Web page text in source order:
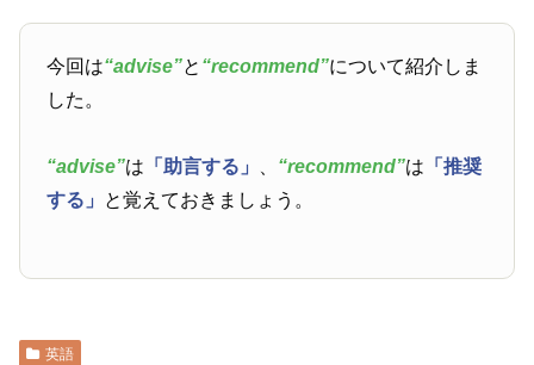
今回は“advise”と “recommend”について紹介しま
した。
“advise”は 「助言する」 、 “recommend”は 「推奨
する」 と覚えておきましょう。
英語